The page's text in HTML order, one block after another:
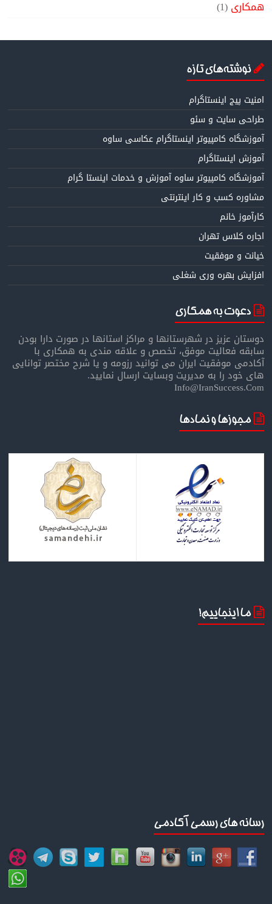
همکاری(1)
نوشته‌های تازه
امنیت پیج اینستاگرام
طراحی سایت و سئو
آموزشگاه کامپیوتر اینستاگرام عکاسی ساوه
آموزش اینستاگرام
آموزشگاه کامپیوتر ساوه آموزش و خدمات اینستا گرام
مشاوره کسب و کار اینترنتی
کارآموز خانم
اجاره کلاس تهران
خیانت و موفقیت
افزایش بهره وری شغلی
دعوت به همکاری
دوستان عزیز در شهرستانها و مراکز استانها در صورت دارا بودن
سابقه فعالیت موفق، تخصص و علاقه مندی به همکاری با
آکادمی موفقیت ایران می توانید رزومه و یا شرح مختصر توانایی
های خود را به مدیریت وبسایت ارسال نمایید.
Info@IranSuccess.Com
مجوزها و نمادها
ما اینجاییم!
رسانه های رسمی آکادمی